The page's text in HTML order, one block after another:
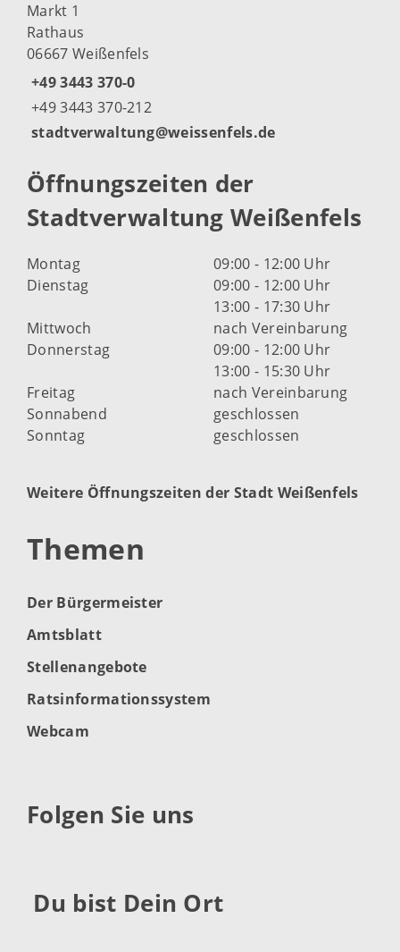
Markt 1
Rathaus
06667 Weißenfels
+49 3443 370-0
+49 3443 370-212
stadtverwaltung@weissenfels.de
Öffnungszeiten der
Stadtverwaltung Weißenfels
Montag
09:00 - 12:00 Uhr
Dienstag
09:00 - 12:00 Uhr
13:00 - 17:30 Uhr
Mittwoch
nach Vereinbarung
Donnerstag
09:00 - 12:00 Uhr
13:00 - 15:30 Uhr
Freitag
nach Vereinbarung
Sonnabend
geschlossen
Sonntag
geschlossen
Weitere Öffnungszeiten der Stadt Weißenfels
Themen
Der Bürgermeister
Amtsblatt
Stellenangebote
Ratsinformationssystem
Webcam
Folgen Sie uns
Du bist Dein Ort